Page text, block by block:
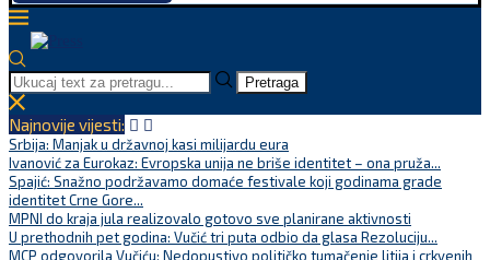
Pretraga
Najnovije vijesti:
Srbija: Manjak u državnoj kasi milijardu eura
Ivanović za Eurokaz: Evropska unija ne briše identitet – ona pruža...
Spajić: Snažno podržavamo domaće festivale koji godinama grade
identitet Crne Gore...
MPNI do kraja jula realizovalo gotovo sve planirane aktivnosti
U prethodnih pet godina: Vučić tri puta odbio da glasa Rezoluciju...
MCP odgovorila Vučiću: Nedopustivo političko tumačenje litija i crkvenih